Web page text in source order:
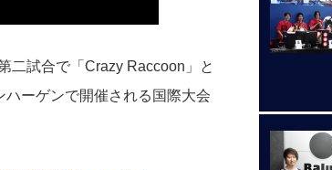
二試合で「Crazy Raccoon」と
ーゲンで開催される国際大会